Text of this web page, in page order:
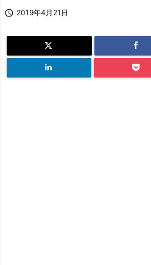
 2019年4月21日